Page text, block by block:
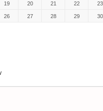
19 20 21 22 23
26 27 28 29 30